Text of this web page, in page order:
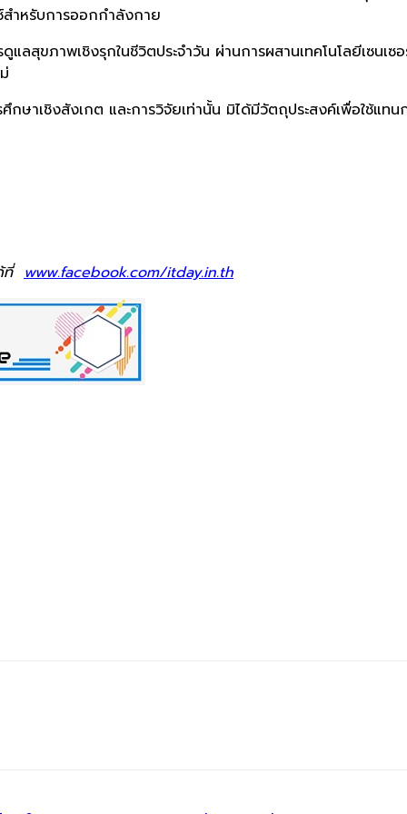
ำหรับการออกกำลังกาย
ลสุขภาพเชิงรุกในชีวิตประจำวัน ผ่านการผสานเทคโนโลยีเซน
ษาเชิงสังเกต และการวิจัยเท่านั้น มิได้มีวัตถุประสงค์เพื่อใช้แ
ที่ www.facebook.com/itday.in.th